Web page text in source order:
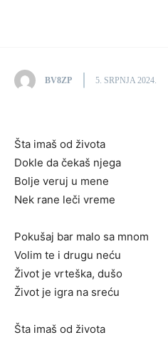
BV8ZP 5. SRPNJA 2024.
Šta imaš od života
Dokle da čekaš njega
Bolje veruj u mene
Nek rane leči vreme
Pokušaj bar malo sa mnom
Volim te i drugu neću
Život je vrteška, dušo
Život je igra na sreću
Šta imaš od života